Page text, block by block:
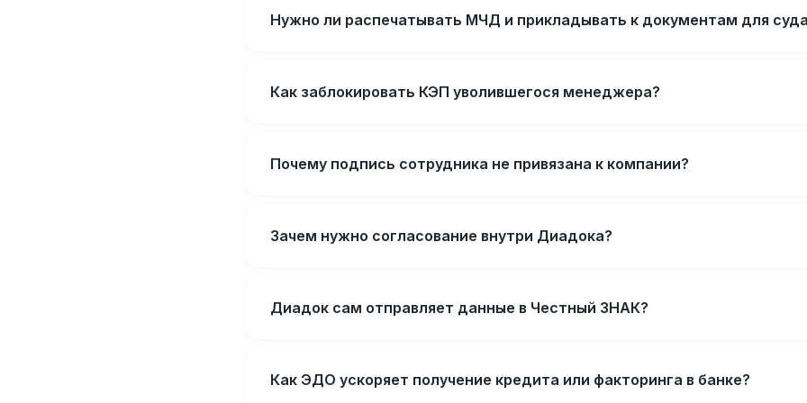
Нужно ли распечатывать МЧД и прикладывать к документам для
Как заблокировать КЭП уволившегося менеджера?
Почему подпись сотрудника не привязана к компании?
Зачем нужно согласование внутри Диадока?
Диадок сам отправляет данные в Честный ЗНАК?
Как ЭДО ускоряет получение кредита или факторинга в банке?